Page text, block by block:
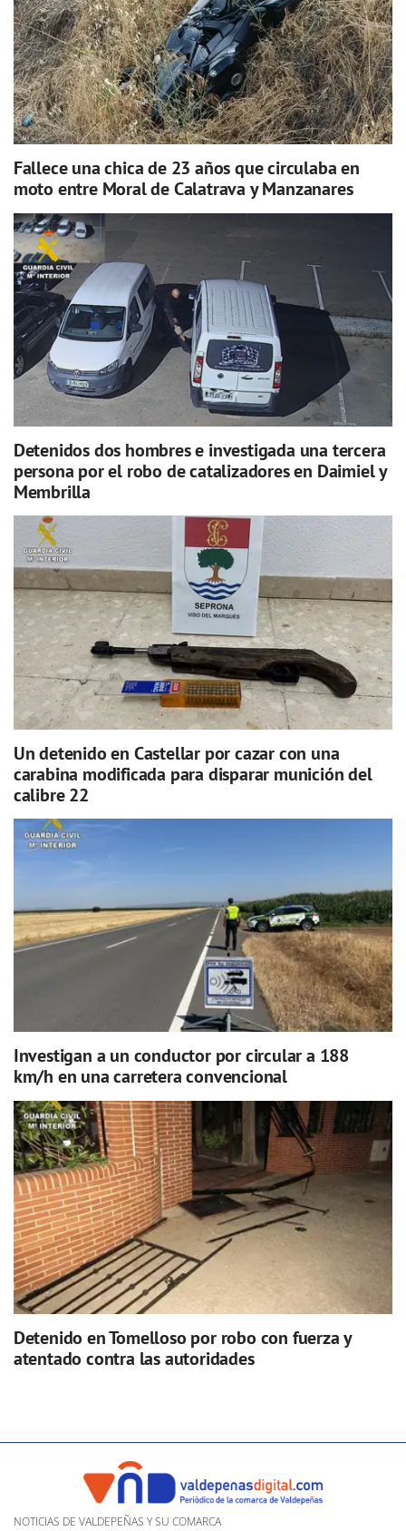
Fallece una chica de 23 años que circulaba en
moto entre Moral de Calatrava y Manzanares
Detenidos dos hombres e investigada una tercera
persona por el robo de catalizadores en Daimiel y
Membrilla
Un detenido en Castellar por cazar con una
carabina modificada para disparar munición del
calibre 22
Investigan a un conductor por circular a 188
km/h en una carretera convencional
Detenido en Tomelloso por robo con fuerza y
atentado contra las autoridades
NOTICIAS DE VALDEPEÑAS Y SU COMARCA